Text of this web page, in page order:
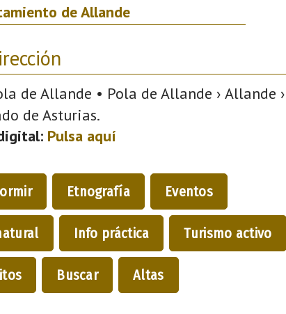
de Allande
de Allande • Pola de Allande › Allande ›
de Asturias.
Pulsa aquí
Etnografía Eventos
Info práctica Turismo activo
Buscar Altas